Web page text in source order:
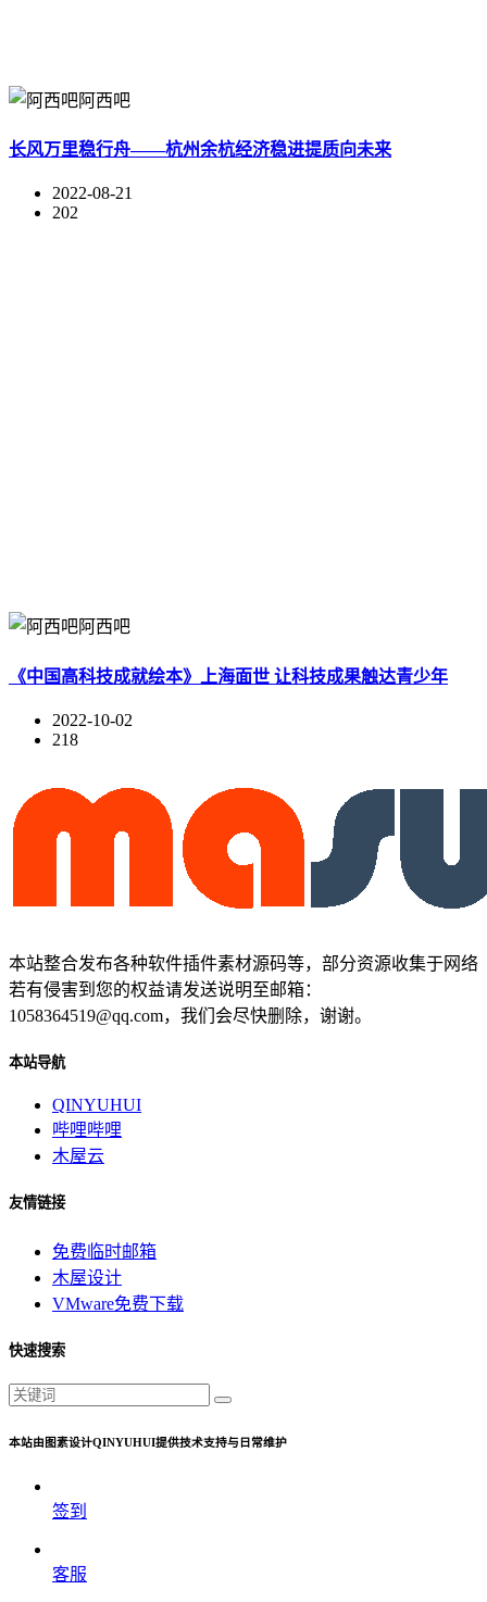
阿西吧
长风万里稳行舟——杭州余杭经济稳进提质向未来
2022-08-21
202
阿西吧
《中国高科技成就绘本》上海面世 让科技成果触达青少年
2022-10-02
218
本站整合发布各种软件插件素材源码等，部分资源收集于网络
若有侵害到您的权益请发送说明至邮箱：
1058364519@qq.com，我们会尽快删除，谢谢。
本站导航
QINYUHUI
哔哩哔哩
木屋云
友情链接
免费临时邮箱
木屋设计
VMware免费下载
快速搜索
本站由图素设计QINYUHUI提供技术支持与日常维护
签到
客服